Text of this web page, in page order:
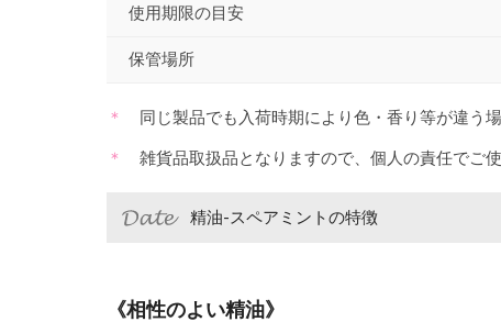
使用期限の目安
保管場所
同じ製品でも入荷時期により色・香り等が違う場
雑貨品取扱品となりますので、個人の責任でご使
精油-スペアミントの特徴
《相性のよい精油》